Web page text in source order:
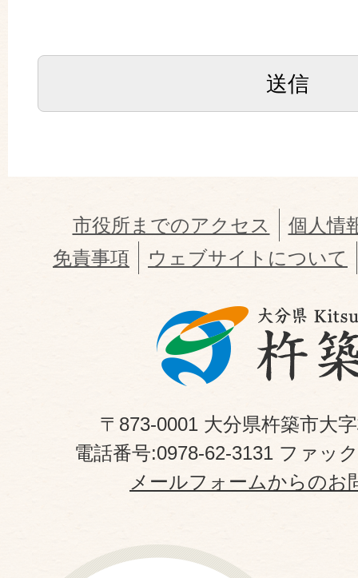
市役所までのアクセス
個人情
免責事項
ウェブサイトについて
〒873-0001 大分県杵築市大
電話番号:0978-62-3131 ファッ
メールフォームからのお